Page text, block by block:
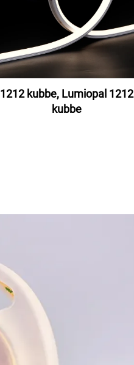
1212 kubbe, Lumiopal 1212
kubbe